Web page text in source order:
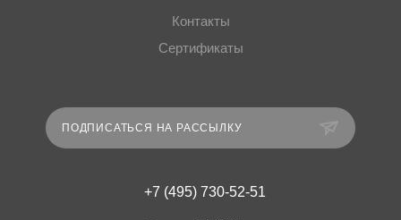
Контакты
Сертификаты
ПОДПИСАТЬСЯ НА РАССЫЛКУ
+7 (495) 730-52-51